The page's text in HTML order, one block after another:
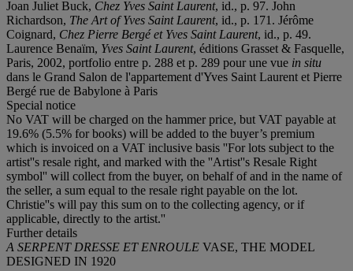
Joan Juliet Buck, Chez Yves Saint Laurent, id., p. 97. John
Richardson, The Art of Yves Saint Laurent, id., p. 171. Jérôme
Coignard, Chez Pierre Bergé et Yves Saint Laurent, id., p. 49.
Laurence Benaïm, Yves Saint Laurent, éditions Grasset & Fasquelle,
Paris, 2002, portfolio entre p. 288 et p. 289 pour une vue in situ
dans le Grand Salon de l'appartement d'Yves Saint Laurent et Pierre
Bergé rue de Babylone à Paris
Special notice
No VAT will be charged on the hammer price, but VAT payable at
19.6% (5.5% for books) will be added to the buyer’s premium
which is invoiced on a VAT inclusive basis ''For lots subject to the
artist''s resale right, and marked with the ''Artist''s Resale Right
symbol'' will collect from the buyer, on behalf of and in the name of
the seller, a sum equal to the resale right payable on the lot.
Christie''s will pay this sum on to the collecting agency, or if
applicable, directly to the artist.''
Further details
A SERPENT DRESSE ET ENROULE VASE, THE MODEL
DESIGNED IN 1920